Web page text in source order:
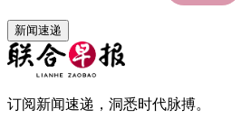
新闻速递
订阅新闻速递，洞悉时代脉搏。